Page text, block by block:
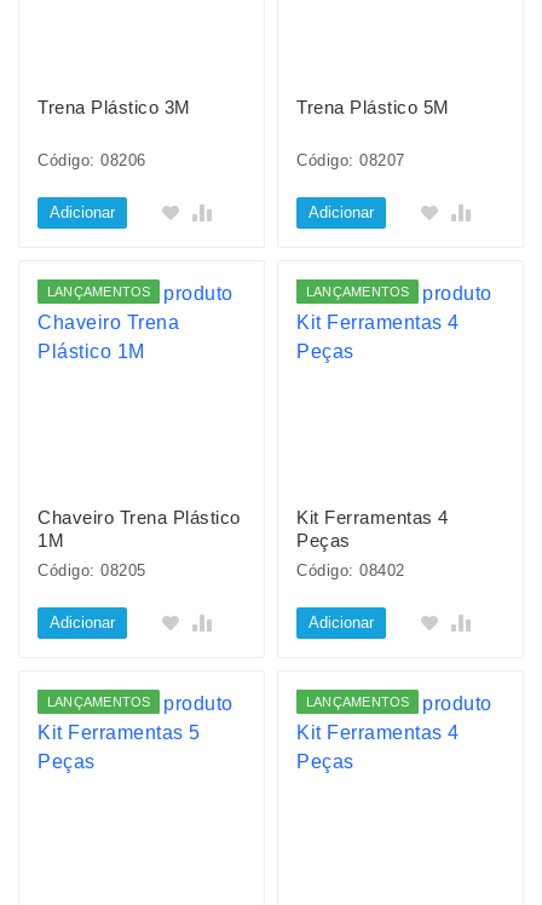
Trena Plástico 3M
Código: 08206
Adicionar
Trena Plástico 5M
Código: 08207
Adicionar
LANÇAMENTOS
Chaveiro Trena Plástico
1M
Código: 08205
Adicionar
LANÇAMENTOS
Kit Ferramentas 4
Peças
Código: 08402
Adicionar
LANÇAMENTOS LANÇAMENTOS